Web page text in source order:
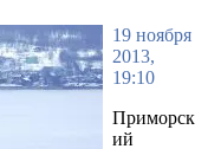
19 ноября
2013,
19:10
Приморск
ий